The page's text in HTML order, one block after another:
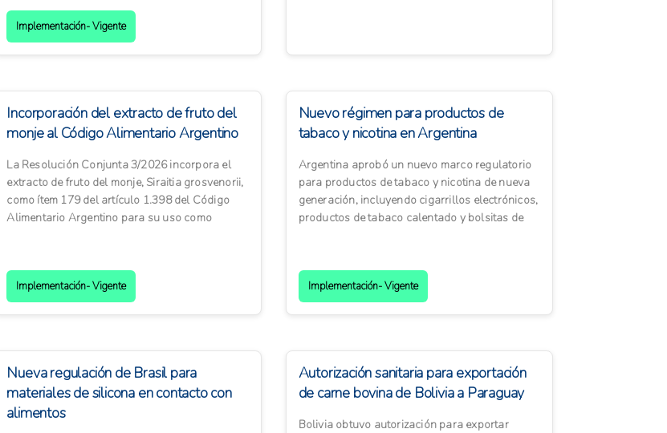
Implementación- Vigente
Incorporación del extracto de fruto del
monje al Código Alimentario Argentino
La Resolución Conjunta 3/2026 incorpora el
extracto de fruto del monje, Siraitia grosvenorii,
como ítem 179 del artículo 1.398 del Código
Alimentario Argentino para su uso como
Implementación- Vigente
Nuevo régimen para productos de
tabaco y nicotina en Argentina
Argentina aprobó un nuevo marco regulatorio
para productos de tabaco y nicotina de nueva
generación, incluyendo cigarrillos electrónicos,
productos de tabaco calentado y bolsitas de
Implementación- Vigente
Nueva regulación de Brasil para
materiales de silicona en contacto con
alimentos
Autorización sanitaria para exportación
de carne bovina de Bolivia a Paraguay
Bolivia obtuvo autorización para exportar